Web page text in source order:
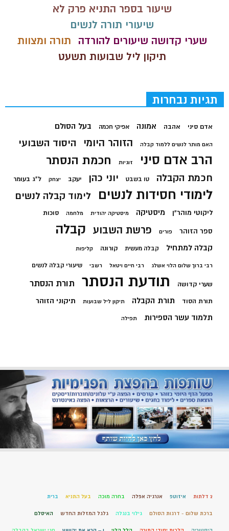
שיעור בספר התניא פרק לא
שיעורי תורה לנשים
שערי קדושה שיעורים להורדה
תורה ומצוות
תיקון ליל שבועות תשעט
תגיות נבחרות
אדם סיני אהבה אמונה אפיקי חכמה בעל הסולם
האם מותר לנשים ללמוד קבלה הזוהר היומי היסוד השבועי
הרב אדם סיני זוגיות חכמת הנסתר
חכמת הקבלה טו בשבט יוני כהן יעקב יצחק ל"ג בעומר
לימודי חסידות לנשים לימוד קבלה לנשים
ליקוטי מוהר"ן מיסטיקה מיסטיקה יהודית מלחמה סוכות
ספר הזוהר פורים פרשת השבוע קבלה
קבלה למתחיל קבלה מעשית קורונה קליפות
רבי ברוך שלום הלוי אשלג רבי חיים ויטאל רשבי שיעורי קבלה לנשים
שערי קדושה תודעת הנסתר תורת הנסתר
תורת הסוד תורת הקבלה תיקון ליל שבועות תיקוני הזוהר
תלמוד עשר הספירות תפילה
2 דלתות איזוטפ אנרגיה אפלה בחרה מוכה בעל התניא ברית
ברכת שלום - דרגות הסולם גילוי בנגלה גלגל המזלות החדש האיסלם